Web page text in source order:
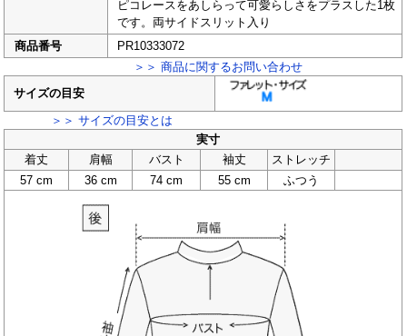
ピコレースをあしらって可愛らしさをプラスした1枚
です。両サイドスリット入り
商品番号
PR10333072
＞＞ 商品に関するお問い合わせ
サイズの目安
＞＞ サイズの目安とは
実寸
着丈
肩幅 バスト 袖丈
ストレッチ
57 cm
36 cm 74 cm 55 cm ふつう